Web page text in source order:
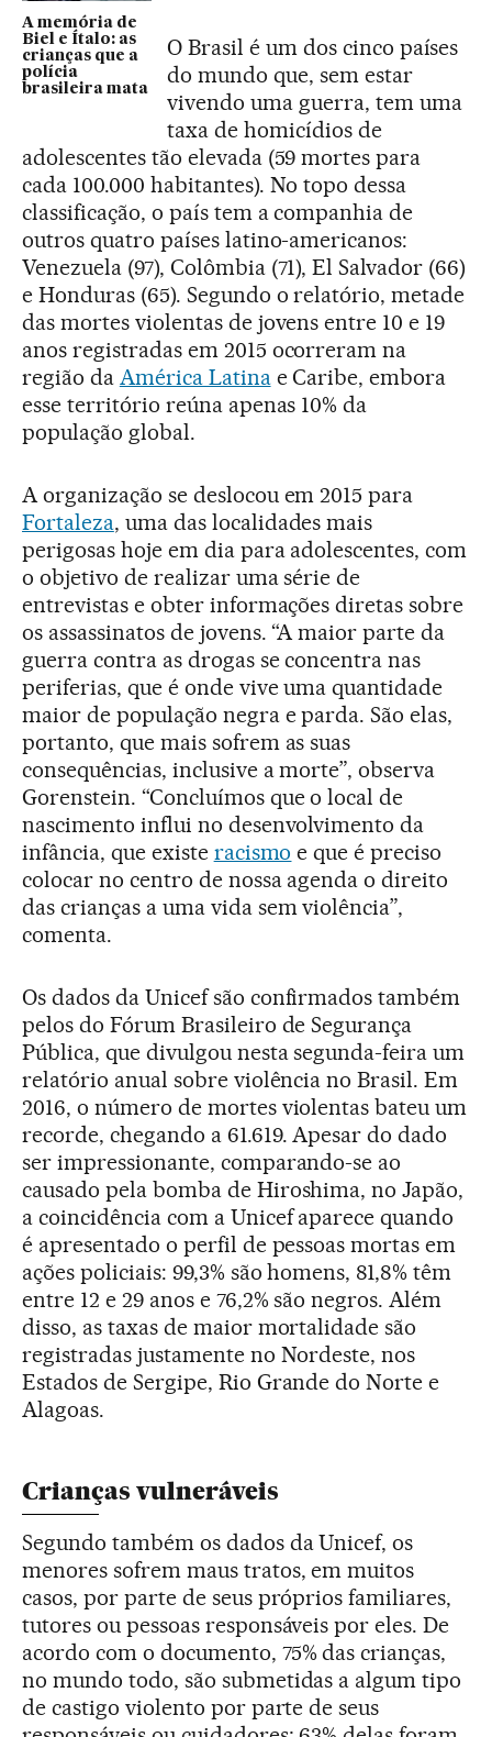
A memória de
Biel e Ítalo: as
crianças que a
polícia
brasileira mata
O Brasil é um dos cinco países
do mundo que, sem estar
vivendo uma guerra, tem uma
taxa de homicídios de
adolescentes tão elevada (59 mortes para
cada 100.000 habitantes). No topo dessa
classificação, o país tem a companhia de
outros quatro países latino-americanos:
Venezuela (97), Colômbia (71), El Salvador (66)
e Honduras (65). Segundo o relatório, metade
das mortes violentas de jovens entre 10 e 19
anos registradas em 2015 ocorreram na
região da América Latinae Caribe, embora
esse território reúna apenas 10% da
população global.
A organização se deslocou em 2015 para
Fortaleza, uma das localidades mais
perigosas hoje em dia para adolescentes, com
o objetivo de realizar uma série de
entrevistas e obter informações diretas sobre
os assassinatos de jovens. “A maior parte da
guerra contra as drogas se concentra nas
periferias, que é onde vive uma quantidade
maior de população negra e parda. São elas,
portanto, que mais sofrem as suas
consequências, inclusive a morte”, observa
Gorenstein. “Concluímos que o local de
nascimento influi no desenvolvimento da
infância, que existe racismo e que é preciso
colocar no centro de nossa agenda o direito
das crianças a uma vida sem violência”,
comenta.
Os dados da Unicef são confirmados também
pelos do Fórum Brasileiro de Segurança
Pública, que divulgou nesta segunda-feira um
relatório anual sobre violência no Brasil. Em
2016, o número de mortes violentas bateu um
recorde, chegando a 61.619. Apesar do dado
ser impressionante, comparando-se ao
causado pela bomba de Hiroshima, no Japão,
a coincidência com a Unicef aparece quando
é apresentado o perfil de pessoas mortas em
ações policiais: 99,3% são homens, 81,8% têm
entre 12 e 29 anos e 76,2% são negros. Além
disso, as taxas de maior mortalidade são
registradas justamente no Nordeste, nos
Estados de Sergipe, Rio Grande do Norte e
Alagoas.
Crianças vulneráveis
Segundo também os dados da Unicef, os
menores sofrem maus tratos, em muitos
casos, por parte de seus próprios familiares,
tutores ou pessoas responsáveis por eles. De
acordo com o documento, 75% das crianças,
no mundo todo, são submetidas a algum tipo
de castigo violento por parte de seus